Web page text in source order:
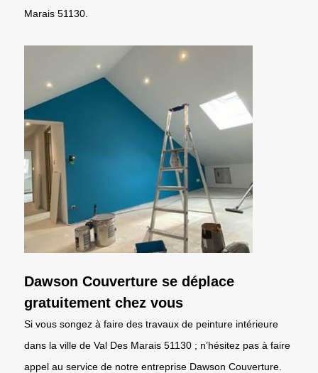
Marais 51130.
Dawson Couverture se déplace
gratuitement chez vous
Si vous songez à faire des travaux de peinture intérieure
dans la ville de Val Des Marais 51130 ; n’hésitez pas à faire
appel au service de notre entreprise Dawson Couverture.